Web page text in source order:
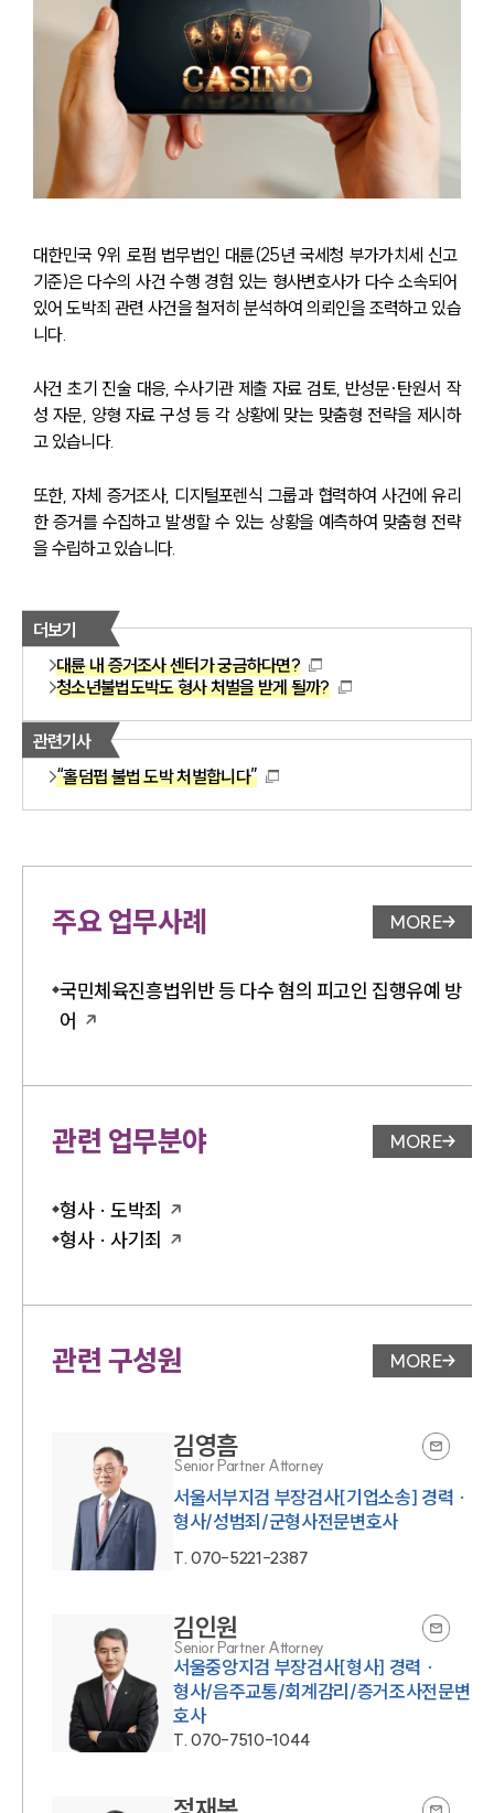
대한민국 9위 로펌 법무법인 대륜(25년 국세청 부가가치세 신고
기준)은 다수의 사건 수행 경험 있는 형사변호사가 다수 소속되어
있어 도박죄 관련 사건을 철저히 분석하여 의뢰인을 조력하고 있습
니다.
사건 초기 진술 대응, 수사기관 제출 자료 검토, 반성문·탄원서 작
성 자문, 양형 자료 구성 등 각 상황에 맞는 맞춤형 전략을 제시하
고 있습니다.
또한, 자체 증거조사, 디지털포렌식 그룹과 협력하여 사건에 유리
한 증거를 수집하고 발생할 수 있는 상황을 예측하여 맞춤형 전략
을 수립하고 있습니다.
더보기
대륜 내 증거조사 센터가 궁금하다면?
청소년불법도박도 형사 처벌을 받게 될까?
관련기사
“홀덤펍 불법 도박 처벌합니다”
주요 업무사례 업무사례
MORE
국민체육진흥법위반 등 다수 혐의 피고인 집행유예 방
어
관련 업무분야 업무분야
MORE
형사 · 도박죄
형사 · 사기죄
관련 구성원 변호사 페
MORE
김영흠
Senior Partner Attorney
서울서부지검 부장검사[기업소송] 경력 ·
형사/성범죄/군형사전문변호사
T.070-5221-2387
김인원
Senior Partner Attorney
서울중앙지검 부장검사[형사] 경력 ·
형사/음주교통/회계감리/증거조사전문변
호사
T.070-7510-1044